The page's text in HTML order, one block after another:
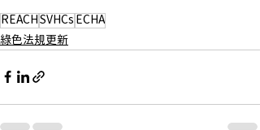
REACHSVHCs ECHA
綠色法規更新